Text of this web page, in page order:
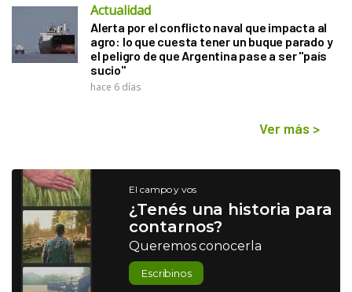
Actualidad
Alerta por el conflicto naval que impacta al
agro: lo que cuesta tener un buque parado y
el peligro de que Argentina pase a ser "país
sucio"
hace 6 días
Ver más >
El campo y vos
¿Tenés una historia para
contarnos?
Queremos conocerla
Escribinos